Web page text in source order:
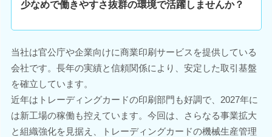
少なめで働きやすさ抜群の環境で活躍しませんか？
当社は官公庁や企業向けに商業印刷サービスを提供している
会社です。長年の実績と信頼関係により、安定した取引基盤
を確立しています。
近年はトレーディングカードの印刷部門も好調で、2027年に
は新工場の稼働も控えています。今回は、さらなる事業拡大
と組織強化を見据え、トレーディングカードの機械生産管理